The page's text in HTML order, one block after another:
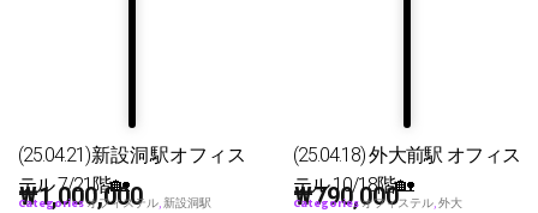
(25.04.21)新設洞駅オフィス
テル 7/21階🏡
₩1,000,000
Categoriesオフィステル,新設洞駅
(25.04.18) 外大前駅 オフィス
テル 10/18階🏡
₩790,000
Categoriesオフィステル,外大